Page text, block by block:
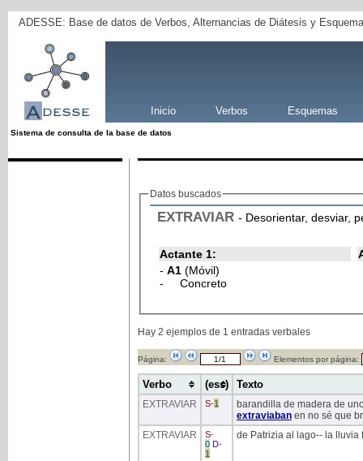
ADESSE: Base de datos de Verbos, Alternancias de Diátesis y
Inicio Verbos Esquemas
Sistema de consulta de la base de datos
Datos buscados
EXTRAVIAR - Desorientar, desviar,
Actante 1:
- A1 (Móvil)
- Concreto
Hay 2 ejemplos de 1 entradas verbales
Página: Elementos por página:
Verbo (ess) Texto
EXTRAVIAR S-1
barandilla de madera de
extraviabanen no sé que
EXTRAVIAR
S-
0 D-
1
de Patrizia al lago-- la lluvia